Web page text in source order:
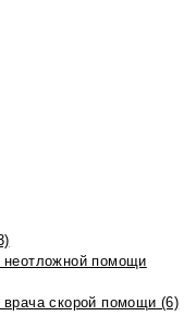
неотложной помощи
скорой помощи (6)